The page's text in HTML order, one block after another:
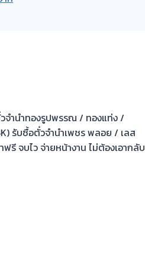
วจำนำทองรูปพรรณ / ทองแท่ง /
รับซื้อตั๋วจำนำเพชร พลอย / เลส
รี จบไว จ่ายหน้างาน ไม่ต้องเอากลับ